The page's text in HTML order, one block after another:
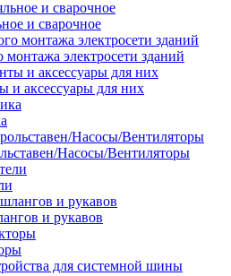
и сварочное
электросети зданий
и аксессуары для них
Насосы/Вентиляторы
и рукавов